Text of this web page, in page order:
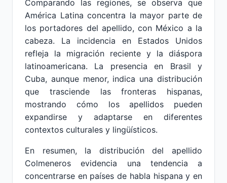
Comparando las regiones, se observa que
América Latina concentra la mayor parte de
los portadores del apellido, con México a la
cabeza. La incidencia en Estados Unidos
refleja la migración reciente y la diáspora
latinoamericana. La presencia en Brasil y
Cuba, aunque menor, indica una distribución
que trasciende las fronteras hispanas,
mostrando cómo los apellidos pueden
expandirse y adaptarse en diferentes
contextos culturales y lingüísticos.
En resumen, la distribución del apellido
Colmeneros evidencia una tendencia a
concentrarse en países de habla hispana y en